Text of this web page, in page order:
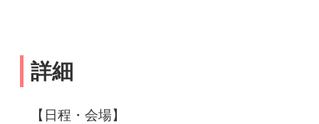
詳細
【日程・会場】